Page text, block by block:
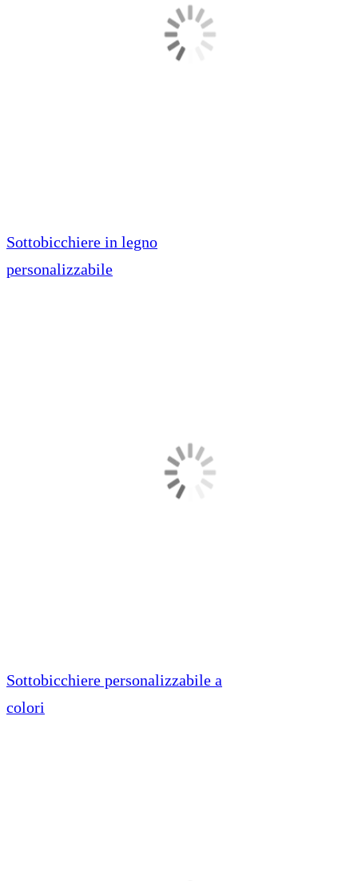
Sottobicchiere in legno
personalizzabile
Sottobicchiere personalizzabile a
colori